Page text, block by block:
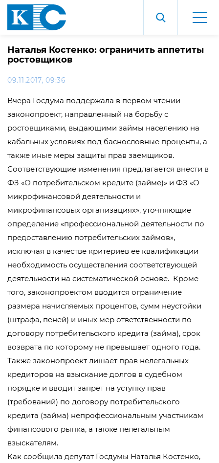
Наталья Костенко: ограничить аппетиты
ростовщиков
09.11.2017, 09:36
Вчера Госдума поддержала в первом чтении
законопроект, направленный на борьбу с
ростовщиками, выдающими займы населению на
кабальных условиях под баснословные проценты, а
также иные меры защиты прав заемщиков.
Соответствующие изменения предлагается внести в
ФЗ «О потребительском кредите (займе)» и ФЗ «О
микрофинансовой деятельности и
микрофинансовых организациях», уточняющие
определение «профессиональной деятельности по
предоставлению потребительских займов»,
исключая в качестве критериев ее квалификации
необходимость осуществления соответствующей
деятельности на систематической основе. Кроме
того, законопроектом вводится ограничение
размера начисляемых процентов, сумм неустойки
(штрафа, пеней) и иных мер ответственности по
договору потребительского кредита (займа), срок
возврата по которому не превышает одного года.
Также законопроект лишает прав нелегальных
кредиторов на взыскание долгов в судебном
порядке и вводит запрет на уступку прав
(требований) по договору потребительского
кредита (займа) непрофессиональным участникам
финансового рынка, а также нелегальным
взыскателям.
Как сообщила депутат Госдумы Наталья Костенко,